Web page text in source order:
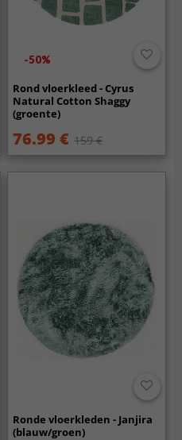
-50%
Rond vloerkleed - Cyrus
Natural Cotton Shaggy
(groente)
76.99 € 159 €
Ronde vloerkleden - Janjira
(blauw/groen)